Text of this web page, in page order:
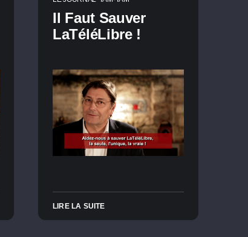
Il Faut Sauver
LaTéléLibre !
LIRE LA SUITE